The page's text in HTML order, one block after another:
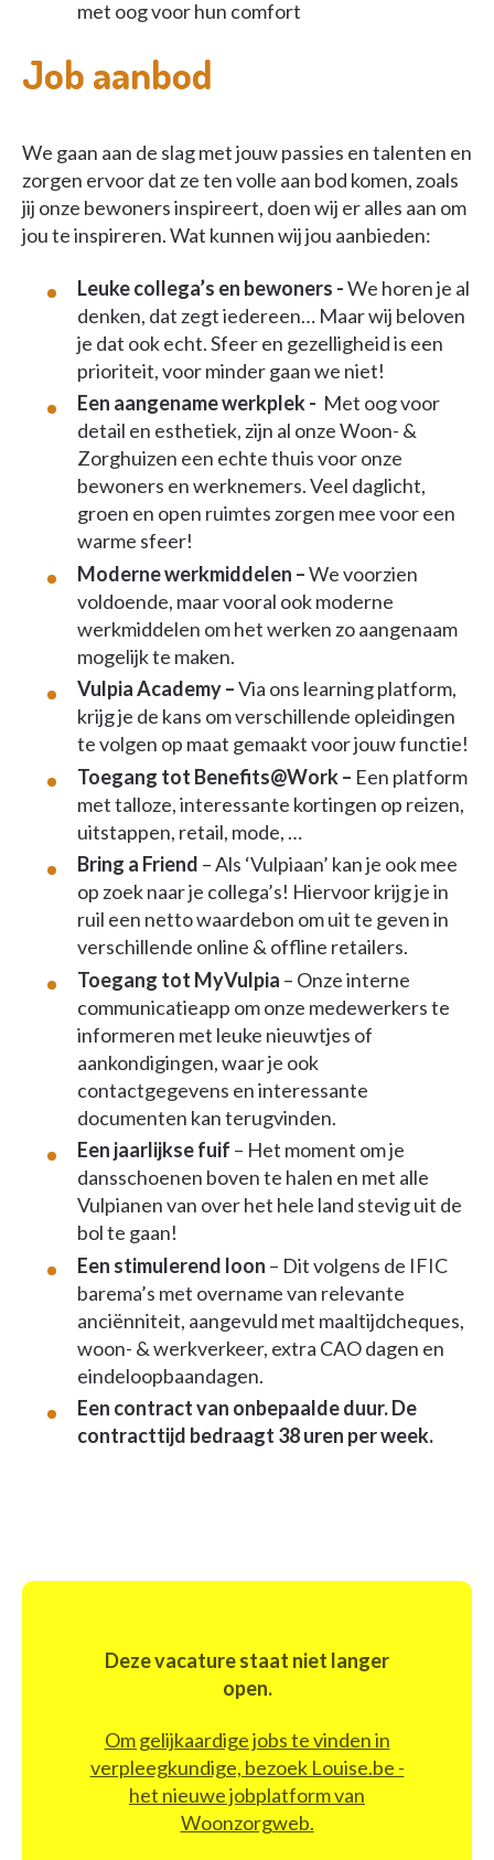
met oog voor hun comfort
Job aanbod
We gaan aan de slag met jouw passies en talenten en
zorgen ervoor dat ze ten volle aan bod komen, zoals
jij onze bewoners inspireert, doen wij er alles aan om
jou te inspireren. Wat kunnen wij jou aanbieden:
Leuke collega’s en bewoners -We horen je al
denken, dat zegt iedereen… Maar wij beloven
je dat ook echt. Sfeer en gezelligheid is een
prioriteit, voor minder gaan we niet!
Een aangename werkplek - Met oog voor
detail en esthetiek, zijn al onze Woon- &
Zorghuizen een echte thuis voor onze
bewoners en werknemers. Veel daglicht,
groen en open ruimtes zorgen mee voor een
warme sfeer!
Moderne werkmiddelen –We voorzien
voldoende, maar vooral ook moderne
werkmiddelen om het werken zo aangenaam
mogelijk te maken.
Vulpia Academy –Via ons learning platform,
krijg je de kans om verschillende opleidingen
te volgen op maat gemaakt voor jouw functie!
Toegang tot Benefits@Work – Een platform
met talloze, interessante kortingen op reizen,
uitstappen, retail, mode, …
Bring a Friend – Als ‘Vulpiaan’ kan je ook mee
op zoek naar je collega’s! Hiervoor krijg je in
ruil een netto waardebon om uit te geven in
verschillende online & offline retailers.
Toegang tot MyVulpia – Onze interne
communicatieapp om onze medewerkers te
informeren met leuke nieuwtjes of
aankondigingen, waar je ook
contactgegevens en interessante
documenten kan terugvinden.
Een jaarlijkse fuif – Het moment om je
dansschoenen boven te halen en met alle
Vulpianen van over het hele land stevig uit de
bol te gaan!
Een stimulerend loon – Dit volgens de IFIC
barema’s met overname van relevante
anciënniteit, aangevuld met maaltijdcheques,
woon- & werkverkeer, extra CAO dagen en
eindeloopbaandagen.
Een contract van onbepaalde duur. De
contracttijd bedraagt 38 uren per week.
Deze vacature staat niet langer
open.
Om gelijkaardige jobs te vinden in
verpleegkundige, bezoek Louise.be -
het nieuwe jobplatform van
Woonzorgweb.